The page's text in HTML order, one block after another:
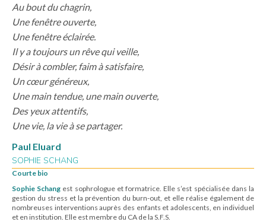
Au bout du chagrin,
Une fenêtre ouverte,
Une fenêtre éclairée.
Il y a toujours un rêve qui veille,
Désir à combler, faim à satisfaire,
Un cœur généreux,
Une main tendue, une main ouverte,
Des yeux attentifs,
Une vie, la vie à se partager.
Paul Eluard
SOPHIE SCHANG
Courte bio
Sophie Schang est sophrologue et formatrice. Elle s’est spécialisée dans la
gestion du stress et la prévention du burn-out, et elle réalise également de
nombreuses interventions auprès des enfants et adolescents, en individuel
et en institution. Elle est membre du CA de la S.F.S.